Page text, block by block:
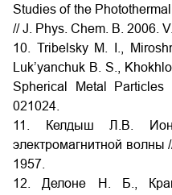
Studies of the
// J. Phys. Chem. B. 2006.
10. Tribelsky M. I.,
Luk’yanchuk B. S.,
Spherical Metal
021024.
11. Келдыш Л.В.
электромагнитной
1957.
12. Делоне Н. Б.,